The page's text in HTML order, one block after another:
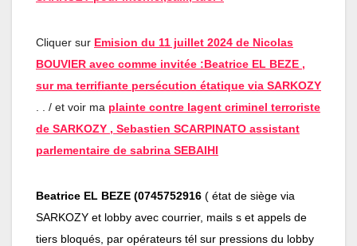
Cliquer sur Emision du 11 juillet 2024 de Nicolas
BOUVIER avec comme invitée :Beatrice EL BEZE ,
sur ma terrifiante persécution étatique via SARKOZY
. . / et voir ma plainte contre lagent criminel terroriste
de SARKOZY , Sebastien SCARPINATO assistant
parlementaire de sabrina SEBAIHI
Beatrice EL BEZE (0745752916 ( état de siège via
SARKOZY et lobby avec courrier, mails s et appels de
tiers bloqués, par opérateurs tél sur pressions du lobby